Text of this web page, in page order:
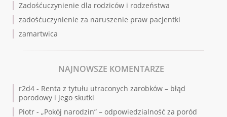
Zadośćuczynienie dla rodziców i rodzeństwa
zadośćuczynienie za naruszenie praw pacjentki
zamartwica
NAJNOWSZE KOMENTARZE
r2d4 - Renta z tytułu utraconych zarobków – błąd
porodowy i jego skutki
Piotr - „Pokój narodzin” – odpowiedzialność za poród